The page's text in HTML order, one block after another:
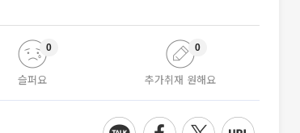
슬퍼요
0
추가취재 원해요
0